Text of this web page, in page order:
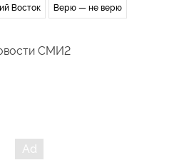
Восток Верю — не верю
СМИ2